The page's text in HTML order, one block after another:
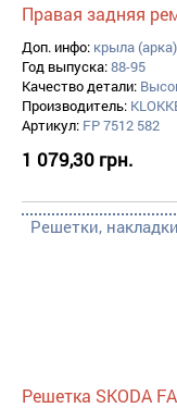
Правая задняя
Доп. инфо: крыла (арка)
Год выпуска:88-95
Качество детали:
Производитель:
Артикул: FP 7512 582
1 079,30 грн.
Решетки,
Решетка SKODA